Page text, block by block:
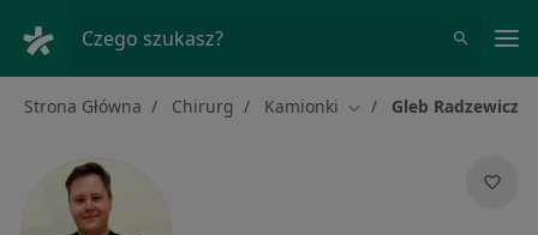
Czego szukasz?
Strona Główna Chirurg Kamionki Zmień miasto
Gleb Radzewicz